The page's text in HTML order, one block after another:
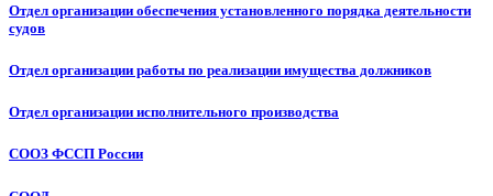
Отдел организации обеспечения установленного порядка деятельности
судов
Отдел организации работы по реализации имущества должников
Отдел организации исполнительного производства
СООЗ ФССП России